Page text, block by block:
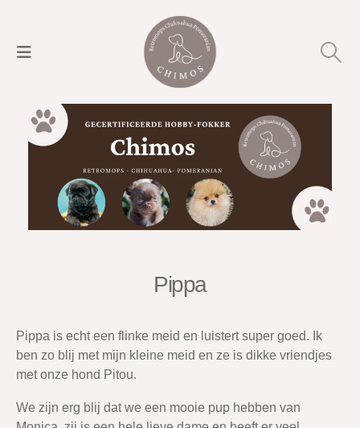
Pippa
Pippa is echt een flinke meid en luistert super goed. Ik
ben zo blij met mijn kleine meid en ze is dikke vriendjes
met onze hond Pitou.
We zijn erg blij dat we een mooie pup hebben van